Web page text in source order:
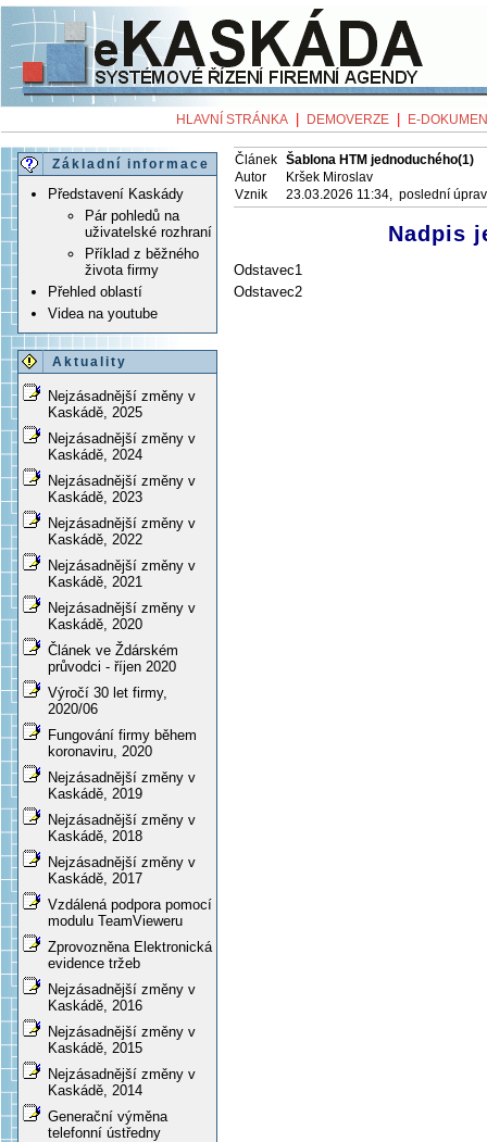
HLAVNÍ STRÁNKA DEMOVERZE E-
Základní informace
Představení Kaskády
Pár pohledů na
uživatelské rozhraní
Příklad z běžného
života firmy
Přehled oblastí
Videa na youtube
Aktuality
Nejzásadnější změny v
Kaskádě, 2025
Nejzásadnější změny v
Kaskádě, 2024
Nejzásadnější změny v
Kaskádě, 2023
Nejzásadnější změny v
Kaskádě, 2022
Nejzásadnější změny v
Kaskádě, 2021
Nejzásadnější změny v
Kaskádě, 2020
Článek ve Ždárském
průvodci - říjen 2020
Výročí 30 let firmy,
2020/06
Fungování firmy během
koronaviru, 2020
Nejzásadnější změny v
Kaskádě, 2019
Nejzásadnější změny v
Kaskádě, 2018
Nejzásadnější změny v
Kaskádě, 2017
Vzdálená podpora pomocí
modulu TeamVieweru
Zprovozněna Elektronická
evidence tržeb
Nejzásadnější změny v
Kaskádě, 2016
Nejzásadnější změny v
Kaskádě, 2015
Nejzásadnější změny v
Kaskádě, 2014
Generační výměna
telefonní ústředny
Článek Šablona HTM jednoduchého(1)
Autor
Kršek Miroslav
Vznik
23.03.2026 11:34, poslední
Nadpis
Odstavec1
Odstavec2